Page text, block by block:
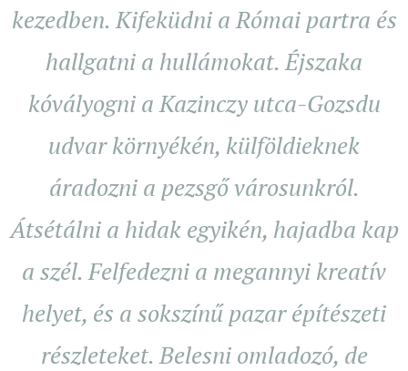
kezedben. Kifeküdni a Római partra és
hallgatni a hullámokat. Éjszaka
kóvályogni a Kazinczy utca-Gozsdu
udvar környékén, külföldieknek
áradozni a pezsgő városunkról.
Átsétálni a hidak egyikén, hajadba kap
a szél. Felfedezni a megannyi kreatív
helyet, és a sokszínű pazar építészeti
részleteket. Belesni omladozó, de